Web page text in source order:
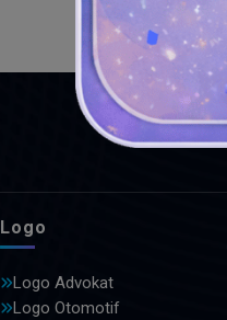
Logo
Logo Advokat
Logo Otomotif